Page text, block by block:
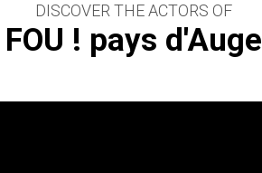
DISCOVER THE ACTORS OF
FOU ! pays d'Auge